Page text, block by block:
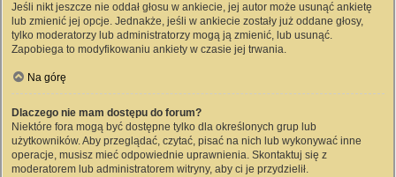
Jeśli nikt jeszcze nie oddał głosu w ankiecie, jej autor może usunąć ankietę
lub zmienić jej opcje. Jednakże, jeśli w ankiecie zostały już oddane głosy,
tylko moderatorzy lub administratorzy mogą ją zmienić, lub usunąć.
Zapobiega to modyfikowaniu ankiety w czasie jej trwania.
Na górę
Dlaczego nie mam dostępu do forum?
Niektóre fora mogą być dostępne tylko dla określonych grup lub
użytkowników. Aby przeglądać, czytać, pisać na nich lub wykonywać inne
operacje, musisz mieć odpowiednie uprawnienia. Skontaktuj się z
moderatorem lub administratorem witryny, aby ci je przydzielił.